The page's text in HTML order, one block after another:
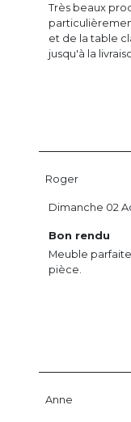
Très beaux
et de la table
jusqu'à la
Roger
Bon rendu
Meuble
pièce.
Dimanche 02
Anne